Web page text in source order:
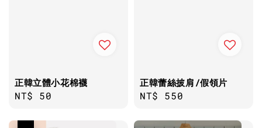
正韓立體小花棉襪
Regular
NT$ 50
正韓蕾絲披肩/假領片
Regular
NT$ 550